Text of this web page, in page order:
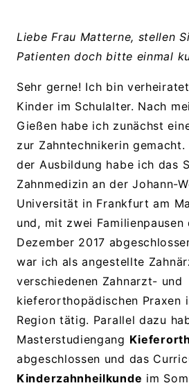
Liebe Frau Matterne, stellen
Patienten doch bitte einmal
Sehr gerne! Ich bin
Kinder im Schulalter. Nach
Gießen habe ich zunächst
zur Zahntechnikerin gemacht.
der Ausbildung habe ich das
Zahnmedizin an der Johann-
Universität in Frankfurt am
und, mit zwei Familienpausen
Dezember 2017
war ich als angestellte
verschiedenen Zahnarzt- und
kieferorthopädischen Praxen
Region tätig. Parallel dazu
Masterstudiengang
abgeschlossen und das
Kinderzahnheilkunde im